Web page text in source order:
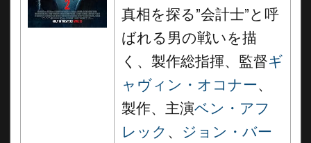
真相を探る”会計士”と呼
ばれる男の戦いを描
く、製作総指揮、監督ギ
ャヴィン・オコナー、
製作、主演ベン・アフ
レック 、 ジョン・バー